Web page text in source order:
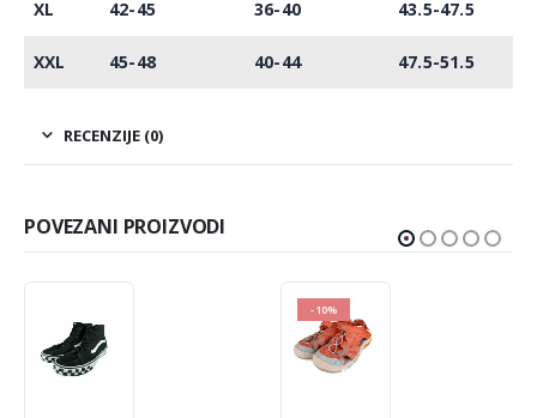
XL 42-45 36-40 43.5-47.5
XXL 45-48 40-44 47.5-51.5
RECENZIJE (0)
POVEZANI PROIZVODI